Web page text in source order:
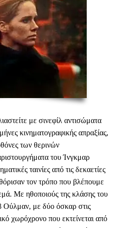
με σινεφίλ αντισώματα
κινηματογραφικής απραξίας,
των θερινών
του Ίνγκμαρ
ταινίες από τις δεκαετίες
τον τρόπο που βλέπουμε
Με ηθοποιούς της κλάσης του
Ούλμαν, με δύο όσκαρ στις
χωρόχρονο που εκτείνεται από